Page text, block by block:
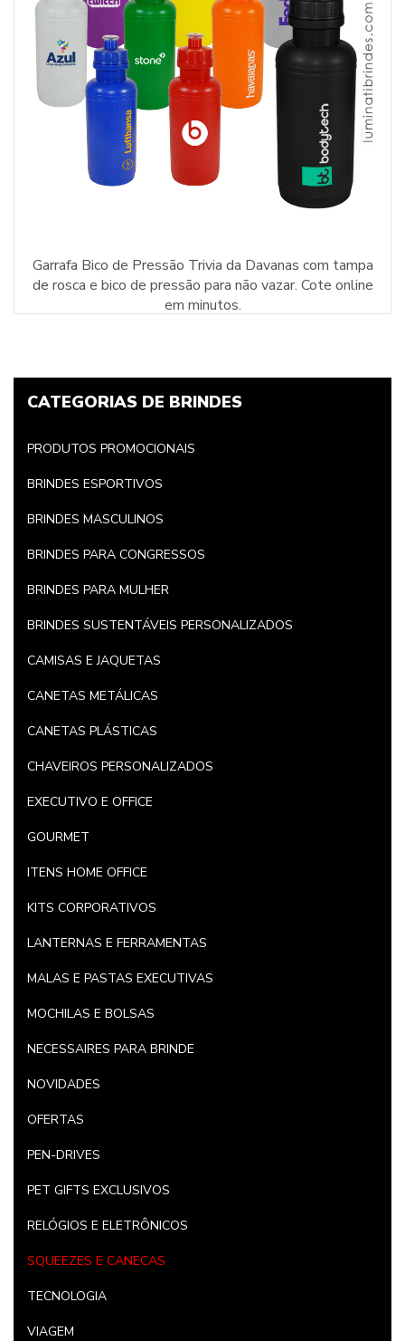
Garrafa Bico de Pressão Trivia da Davanas com tampa
de rosca e bico de pressão para não vazar. Cote online
em minutos.
CATEGORIAS DE BRINDES
PRODUTOS PROMOCIONAIS
BRINDES ESPORTIVOS
BRINDES MASCULINOS
BRINDES PARA CONGRESSOS
BRINDES PARA MULHER
BRINDES SUSTENTÁVEIS PERSONALIZADOS
CAMISAS E JAQUETAS
CANETAS METÁLICAS
CANETAS PLÁSTICAS
CHAVEIROS PERSONALIZADOS
EXECUTIVO E OFFICE
GOURMET
ITENS HOME OFFICE
KITS CORPORATIVOS
LANTERNAS E FERRAMENTAS
MALAS E PASTAS EXECUTIVAS
MOCHILAS E BOLSAS
NECESSAIRES PARA BRINDE
NOVIDADES
OFERTAS
PEN-DRIVES
PET GIFTS EXCLUSIVOS
RELÓGIOS E ELETRÔNICOS
SQUEEZES E CANECAS
TECNOLOGIA
VIAGEM